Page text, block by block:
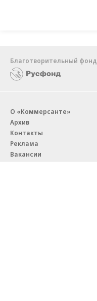
Благотворительный фонд
О «Коммерсанте»
Архив
Контакты
Реклама
Вакансии